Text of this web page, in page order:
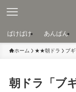
ばけばけ あんぱん
ホーム ★★朝ドラ ブ
朝ドラ「ブ